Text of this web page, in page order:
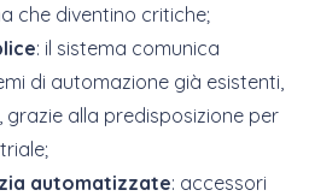
che diventino critiche;
: il sistema comunica
di automazione già esistenti,
grazie alla predisposizione per
automatizzate: accessori